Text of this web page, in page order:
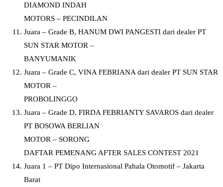
DIAMOND INDAH
MOTORS – PECINDILAN
Juara – Grade B, HANUM DWI PANGESTI dari dealer PT
SUN STAR MOTOR –
BANYUMANIK
Juara – Grade C, VINA FEBRIANA dari dealer PT SUN STAR
MOTOR –
PROBOLINGGO
Juara – Grade D, FIRDA FEBRIANTY SAVAROS dari dealer
PT BOSOWA BERLIAN
MOTOR – SORONG
DAFTAR PEMENANG AFTER SALES CONTEST 2021
Juara 1 – PT Dipo Internasional Pahala Otomotif – Jakarta
Barat